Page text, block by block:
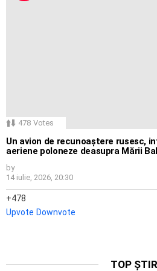
478 Votes
Un avion de recunoaștere rusesc,
aeriene poloneze deasupra Mării
by
14 iulie, 2026, 20:30
478
Upvote Downvote
TOP